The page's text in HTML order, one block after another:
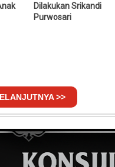
Dilakukan Srikandi
Purwosari
>>